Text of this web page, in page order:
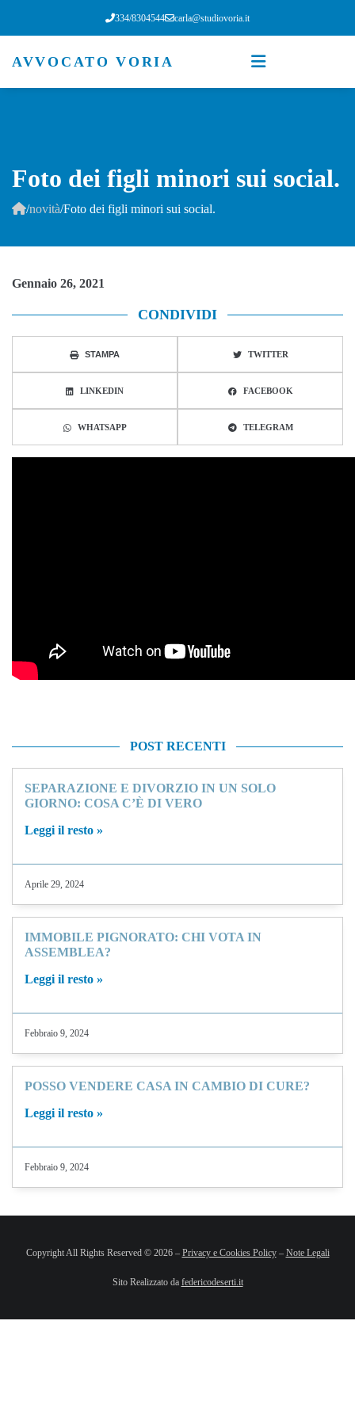
334/8304544 carla@studiovoria.it
AVVOCATO VORIA
Foto dei figli minori sui social.
/novità/Foto dei figli minori sui social.
Gennaio 26, 2021
CONDIVIDI
STAMPA TWITTER
LINKEDIN FACEBOOK
WHATSAPP TELEGRAM
POST RECENTI
SEPARAZIONE E DIVORZIO IN UN SOLO
GIORNO: COSA C’È DI VERO
Leggi il resto »
Aprile 29, 2024
IMMOBILE PIGNORATO: CHI VOTA IN
ASSEMBLEA?
Leggi il resto »
Febbraio 9, 2024
POSSO VENDERE CASA IN CAMBIO DI CURE?
Leggi il resto »
Febbraio 9, 2024
Copyright All Rights Reserved © 2026 – Privacy e Cookies Policy– Note Legali
Sito Realizzato da federicodeserti.it